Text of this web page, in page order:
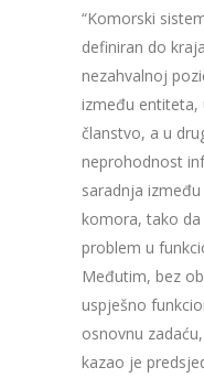
“Komorski
definiran do
nezahvalnoj
između entiteta,
članstvo, a u
neprohodnost
saradnja
komora, tako
problem u
Međutim, bez
uspješno
osnovnu
kazao je